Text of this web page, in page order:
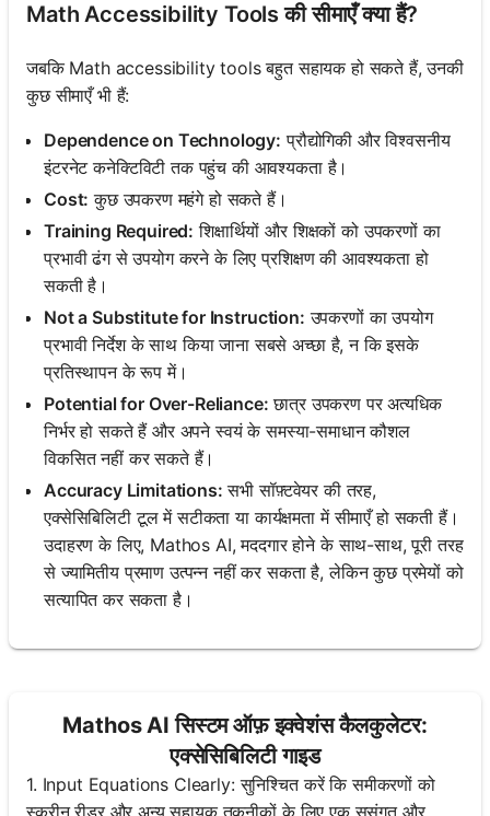
Math Accessibility Tools की सीमाएँ क्या हैं?
जबकि Math accessibility tools बहुत सहायक हो सकते हैं, उनकी
कुछ सीमाएँ भी हैं:
Dependence on Technology: प्रौद्योगिकी और विश्वसनीय
इंटरनेट कनेक्टिविटी तक पहुंच की आवश्यकता है।
Cost: कुछ उपकरण महंगे हो सकते हैं।
Training Required: शिक्षार्थियों और शिक्षकों को उपकरणों का
प्रभावी ढंग से उपयोग करने के लिए प्रशिक्षण की आवश्यकता हो
सकती है।
Not a Substitute for Instruction: उपकरणों का उपयोग
प्रभावी निर्देश के साथ किया जाना सबसे अच्छा है, न कि इसके
प्रतिस्थापन के रूप में।
Potential for Over-Reliance: छात्र उपकरण पर अत्यधिक
निर्भर हो सकते हैं और अपने स्वयं के समस्या-समाधान कौशल
विकसित नहीं कर सकते हैं।
Accuracy Limitations: सभी सॉफ़्टवेयर की तरह,
एक्सेसिबिलिटी टूल में सटीकता या कार्यक्षमता में सीमाएँ हो सकती हैं।
उदाहरण के लिए, Mathos AI, मददगार होने के साथ-साथ, पूरी तरह
से ज्यामितीय प्रमाण उत्पन्न नहीं कर सकता है, लेकिन कुछ प्रमेयों को
सत्यापित कर सकता है।
Mathos AI सिस्टम ऑफ़ इक्वेशंस कैलकुलेटर:
एक्सेसिबिलिटी गाइड
1. Input Equations Clearly: सुनिश्चित करें कि समीकरणों को